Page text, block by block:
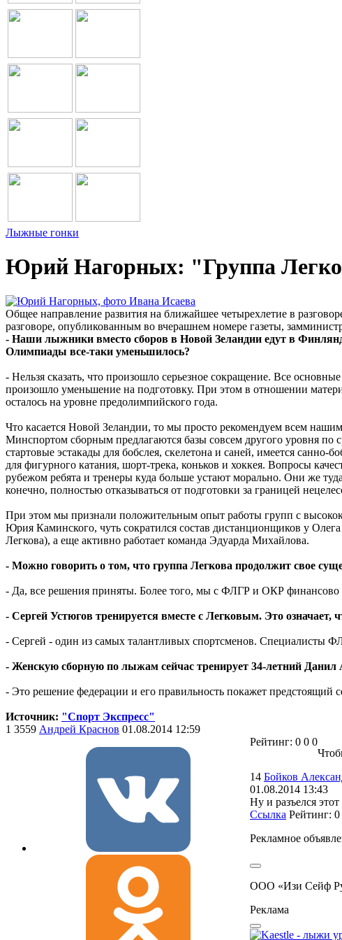
Лыжные гонки
Юрий Нагорных: "Группа
Общее направление развития на ближайшее четырехлетие в
разговоре, опубликованным во вчерашнем номере газеты,
- Наши лыжники вместо сборов в Новой Зеландии едут в
Олимпиады все-таки уменьшилось?
- Нельзя сказать, что произошло серьезное сокращение. Все
произошло уменьшение на подготовку. При этом в отношении
осталось на уровне предолимпийского года.
Что касается Новой Зеландии, то мы просто рекомендуем всем
Минспортом сборным предлагаются базы совсем другого уровня по
стартовые эстакады для бобслея, скелетона и саней, имеется
для фигурного катания, шорт-трека, коньков и хоккея. Вопросы
рубежом ребята и тренеры куда больше устают морально. Они же
конечно, полностью отказываться от подготовки за границей
При этом мы признали положительным опыт работы групп с
Юрия Каминского, чуть сократился состав дистанционщиков у
Легкова), а еще активно работает команда Эдуарда Михайлова.
- Можно говорить о том, что группа Легкова продолжит свое
- Да, все решения приняты. Более того, мы с ФЛГР и ОКР финансово
- Сергей Устюгов тренируется вместе с Легковым. Это означает,
- Сергей - один из самых талантливых спортсменов. Специалисты
- Женскую сборную по лыжам сейчас тренирует 34-летний
- Это решение федерации и его правильность покажет
Источник: "Спорт Экспресс"
1 3559 Андрей Краснов 01.08.2014 12:59
Рейтинг: 0 0 0
14 Бойков
01.08.2014 13:43
Ну и разъелся
Ссылка Рейтинг: 0
Рекламное
ООО «Изи Сейф
Реклама